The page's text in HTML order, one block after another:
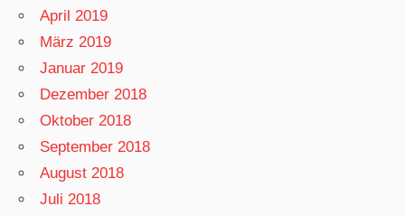
April 2019
März 2019
Januar 2019
Dezember 2018
Oktober 2018
September 2018
August 2018
Juli 2018